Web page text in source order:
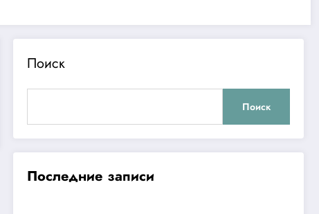
Поиск
Поиск
Последние записи